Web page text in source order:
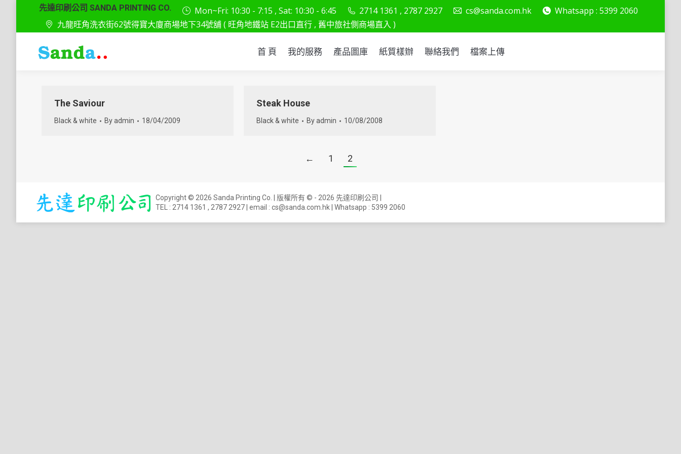
先達印刷公司 SANDA PRINTING CO. Mon~Fri: 10:30 - 7:15 , Sat: 10:30 - 6:45 2714 1361 , 2787 2927 cs@sanda.com.hk
Whatsapp : 5399 2060
九龍旺角洗衣街62號得寶大廈商場地下34號舖 ( 旺角地鐵站 E2出口直行 , 舊中旅社側商場直入 )
首 頁 我的服務 產品圖庫 紙質樣辦 聯絡我們 檔案上傳
The Saviour
Black & white Byadmin 18/04/2009
Steak House
Black & white Byadmin 10/08/2008
← 1 2
Copyright © 2026 Sanda Printing Co. | 版權所有 © - 2026 先達印刷公司 |
TEL : 2714 1361 , 2787 2927| email : cs@sanda.com.hk| Whatsapp : 5399 2060
首 頁 我的服務 產品圖庫